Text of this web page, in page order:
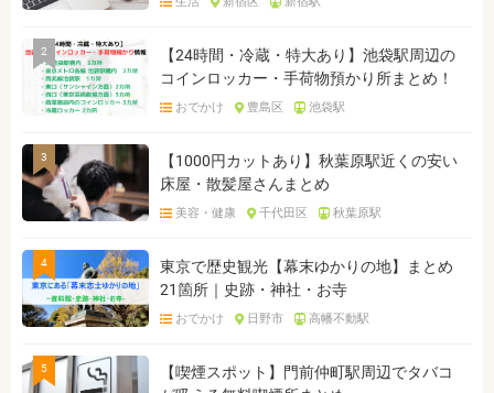
2
【24時間・冷蔵・特大あり】池袋駅周辺の
コインロッカー・手荷物預かり所まとめ！
おでかけ 豊島区 池袋駅
3
【1000円カットあり】秋葉原駅近くの安い
床屋・散髪屋さんまとめ
美容・健康 千代田区 秋葉原駅
4
東京で歴史観光【幕末ゆかりの地】まとめ
21箇所｜史跡・神社・お寺
おでかけ 日野市 高幡不動駅
5
【喫煙スポット】門前仲町駅周辺でタバコ